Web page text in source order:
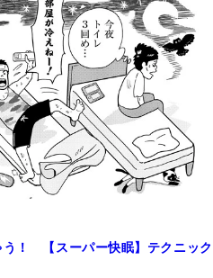
う！ 【スーパー快眠】テクニック